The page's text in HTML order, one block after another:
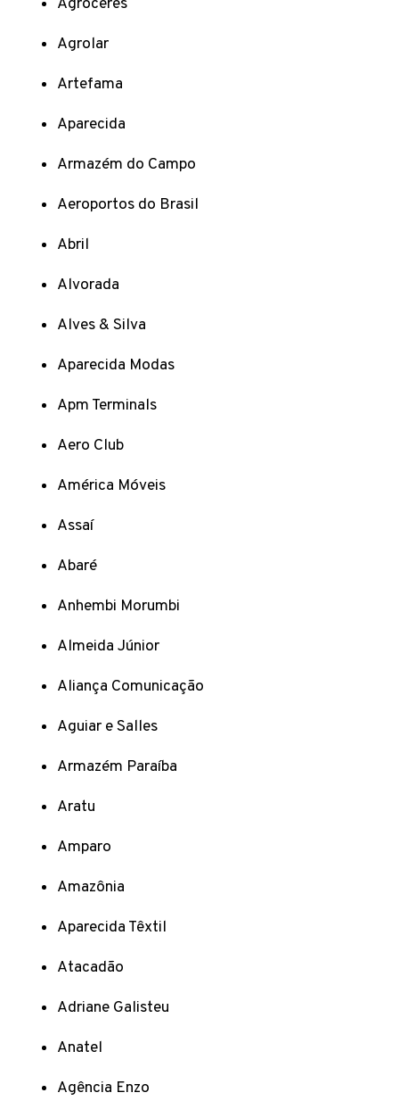
Agrolar
Artefama
Aparecida
Armazém do Campo
Aeroportos do Brasil
Abril
Alvorada
Alves & Silva
Aparecida Modas
Apm Terminals
Aero Club
América Móveis
Assaí
Abaré
Anhembi Morumbi
Almeida Júnior
Aliança Comunicação
Aguiar e Salles
Armazém Paraíba
Aratu
Amparo
Amazônia
Aparecida Têxtil
Atacadão
Adriane Galisteu
Anatel
Agência Enzo